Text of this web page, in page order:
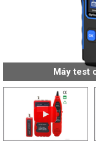
Máy test